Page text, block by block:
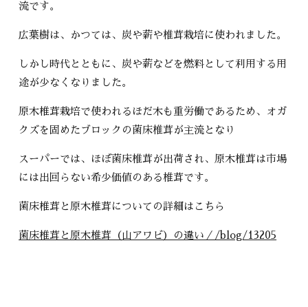
流です。
広葉樹は、かつては、炭や薪や椎茸栽培に使われました。
しかし時代とともに、炭や薪などを燃料として利用する用
途が少なくなりました。
原木椎茸栽培で使われるほだ木も重労働であるため、オガ
クズを固めたブロックの菌床椎茸が主流となり
スーパーでは、ほぼ菌床椎茸が出荷され、原木椎茸は市場
には出回らない希少価値のある椎茸です。
菌床椎茸と原木椎茸についての詳細はこちら
菌床椎茸と原木椎茸（山アワビ）の違い／/blog/13205